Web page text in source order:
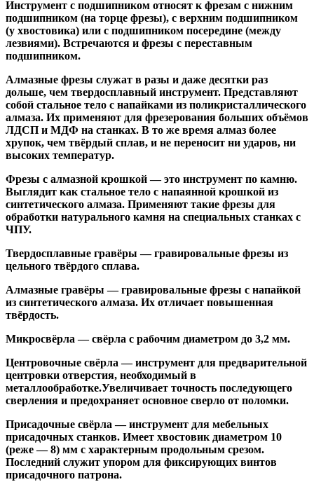
Инструмент с подшипником относят к фрезам с нижним
подшипником (на торце фрезы), с верхним подшипником
(у хвостовика) или с подшипником посередине (между
лезвиями). Встречаются и фрезы с переставным
подшипником.
Алмазные фрезы служат в разы и даже десятки раз
дольше, чем твердосплавный инструмент. Представляют
собой стальное тело с напайками из поликристаллического
алмаза. Их применяют для фрезерования больших объёмов
ЛДСП и МДФ на станках. В то же время алмаз более
хрупок, чем твёрдый сплав, и не переносит ни ударов, ни
высоких температур.
Фрезы с алмазной крошкой— это инструмент по камню.
Выглядит как стальное тело с напаянной крошкой из
синтетического алмаза. Применяют такие фрезы для
обработки натурального камня на специальных станках с
ЧПУ.
Твердосплавные гравёры — гравировальные фрезы из
цельного твёрдого сплава.
Алмазные гравёры — гравировальные фрезы с напайкой
из синтетического алмаза. Их отличает повышенная
твёрдость.
Микросвёрла — свёрла с рабочим диаметром до 3,2 мм.
Центровочные свёрла — инструмент для предварительной
центровки отверстия, необходимый в
металлообработке.Увеличивает точность последующего
сверления и предохраняет основное сверло от поломки.
Присадочные свёрла — инструмент для мебельных
присадочных станков. Имеет хвостовик диаметром 10
(реже — 8) мм с характерным продольным срезом.
Последний служит упором для фиксирующих винтов
присадочного патрона.